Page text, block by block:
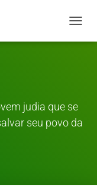
judia que se
seu povo da